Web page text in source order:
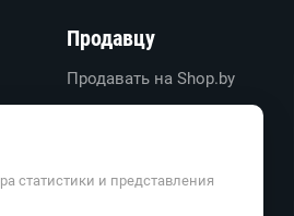
Продавцу
Продавать на Shop.by
Создать свой магазин
Реклама
статистики и представления